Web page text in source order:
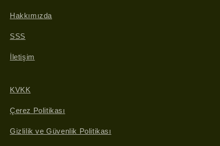
Hakkımızda
SSS
İletişim
KVKK
Çerez Politikası
Gizlilik ve Güvenlik Politikası